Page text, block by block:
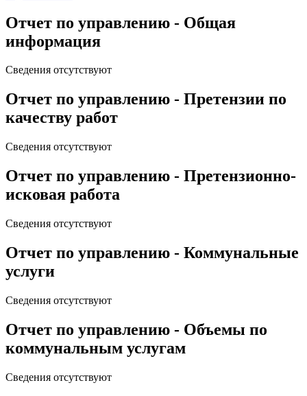
Отчет по управлению - Общая
информация
Сведения отсутствуют
Отчет по управлению - Претензии по
качеству работ
Сведения отсутствуют
Отчет по управлению - Претензионно-
исковая работа
Сведения отсутствуют
Отчет по управлению - Коммунальные
услуги
Сведения отсутствуют
Отчет по управлению - Объемы по
коммунальным услугам
Сведения отсутствуют